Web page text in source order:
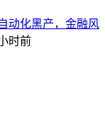
动化黑产，金融风
时前